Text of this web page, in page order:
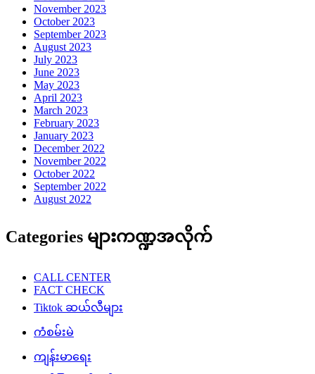
November 2023
October 2023
September 2023
August 2023
July 2023
June 2023
May 2023
April 2023
March 2023
February 2023
January 2023
December 2022
November 2022
October 2022
September 2022
August 2022
Categories များကဏ္ဍအလိုက်
CALL CENTER
FACT CHECK
Tiktok ဆယ်လီများ
ကံစမ်းမဲ
ကျန်းမာရေး